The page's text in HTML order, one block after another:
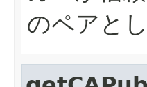
のペアと